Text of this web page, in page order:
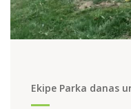
Ekipe Parka danas